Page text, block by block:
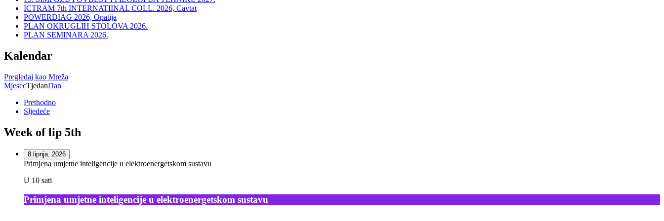
ICTRAM 7th INTERNATIINAL COLL. 2026, Cavtat
POWERDIAG 2026, Opatija
PLAN OKRUGLIH STOLOVA 2026.
PLAN SEMINARA 2026.
Kalendar
Pregledaj kao Mreža
MjesecTjedanDan
Prethodno
Sljedeće
Week of lip 5th
8 lipnja, 2026
Primjena umjetne inteligencije u elektroenergetskom sustavu
U 10 sati
Primjena umjetne inteligencije u elektroenergetskom sustavu